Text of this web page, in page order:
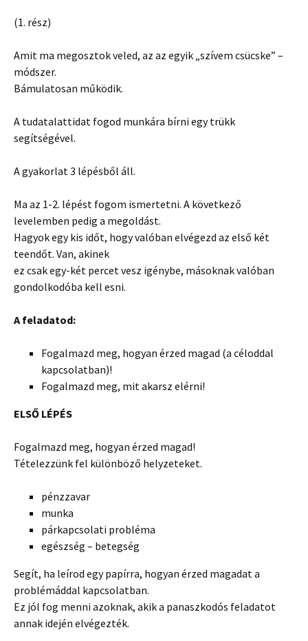
(1. rész)
Amit ma megosztok veled, az az egyik „szívem csücske” –
módszer.
Bámulatosan működik.
A tudatalattidat fogod munkára bírni egy trükk
segítségével.
A gyakorlat 3 lépésből áll.
Ma az 1-2. lépést fogom ismertetni. A következő
levelemben pedig a megoldást.
Hagyok egy kis időt, hogy valóban elvégezd az első két
teendőt. Van, akinek
ez csak egy-két percet vesz igénybe, másoknak valóban
gondolkodóba kell esni.
A feladatod:
Fogalmazd meg, hogyan érzed magad (a céloddal
kapcsolatban)!
Fogalmazd meg, mit akarsz elérni!
ELSŐ LÉPÉS
Fogalmazd meg, hogyan érzed magad!
Tételezzünk fel különböző helyzeteket.
pénzzavar
munka
párkapcsolati probléma
egészség – betegség
Segít, ha leírod egy papírra, hogyan érzed magadat a
problémáddal kapcsolatban.
Ez jól fog menni azoknak, akik a panaszkodós feladatot
annak idején elvégezték.